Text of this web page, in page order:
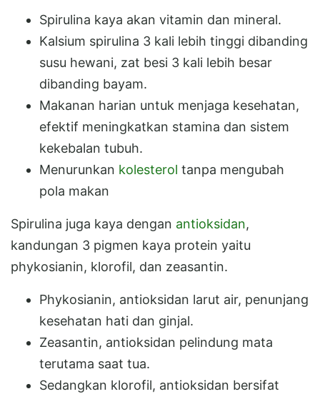
Spirulina kaya akan vitamin dan mineral.
Kalsium spirulina 3 kali lebih tinggi dibanding
susu hewani, zat besi 3 kali lebih besar
dibanding bayam.
Makanan harian untuk menjaga kesehatan,
efektif meningkatkan stamina dan sistem
kekebalan tubuh.
Menurunkan kolesterol tanpa mengubah
pola makan
Spirulina juga kaya dengan antioksidan,
kandungan 3 pigmen kaya protein yaitu
phykosianin, klorofil, dan zeasantin.
Phykosianin, antioksidan larut air, penunjang
kesehatan hati dan ginjal.
Zeasantin, antioksidan pelindung mata
terutama saat tua.
Sedangkan klorofil, antioksidan bersifat